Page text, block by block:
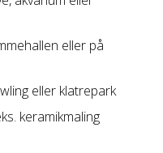
eller på
eller klatrepark
keramikmaling